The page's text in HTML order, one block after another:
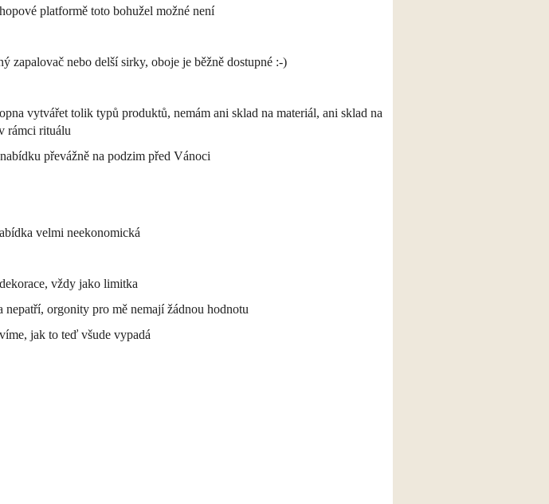
platformě toto bohužel možné není
zapalovač nebo delší sirky, oboje je běžně dostupné :-)
vytvářet tolik typů produktů, nemám ani sklad na materiál, ani sklad na
rámci rituálu
převážně na podzim před Vánoci
velmi neekonomická
vždy jako limitka
orgonity pro mě nemají žádnou hodnotu
jak to teď všude vypadá